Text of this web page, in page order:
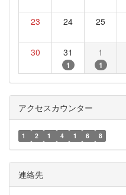
23 24 25
30 31
1
1
1
アクセスカウンター
1 2 1 4 1 6 8
連絡先